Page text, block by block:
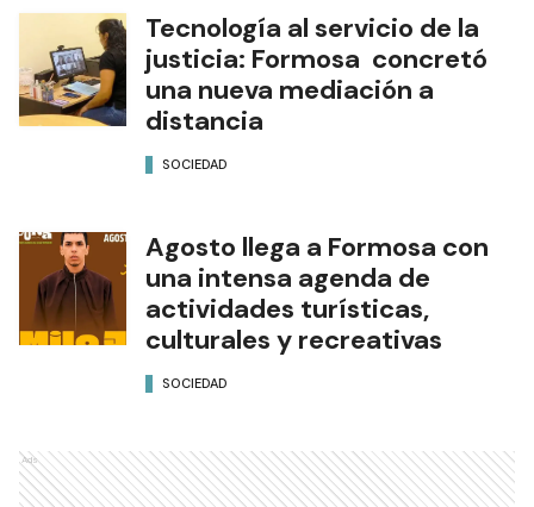
Tecnología al servicio de la
justicia: Formosa concretó
una nueva mediación a
distancia
SOCIEDAD
Agosto llega a Formosa con
una intensa agenda de
actividades turísticas,
culturales y recreativas
SOCIEDAD
Ads